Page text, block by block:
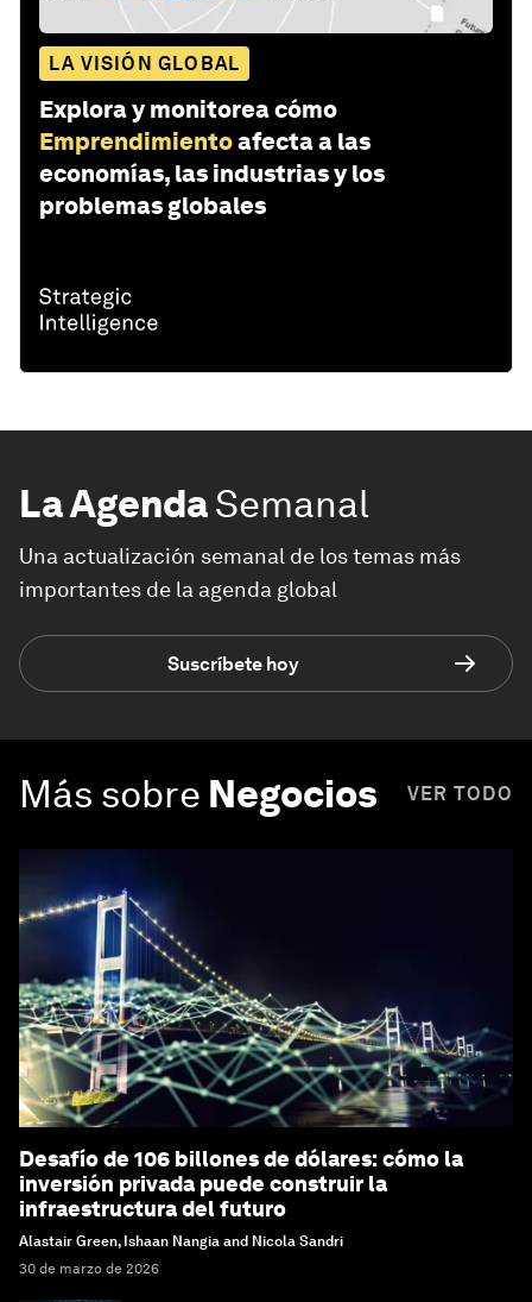
LA VISIÓN GLOBAL
Explora y monitorea cómo
Emprendimientoafecta a las
economías, las industrias y los
problemas globales
La AgendaSemanal
Una actualización semanal de los temas más
importantes de la agenda global
Suscríbete hoy
Más sobre Negocios VER TODO
Desafío de 106 billones de dólares: cómo la
inversión privada puede construir la
infraestructura del futuro
Alastair Green, Ishaan Nangia and Nicola Sandri
30 de marzo de 2026